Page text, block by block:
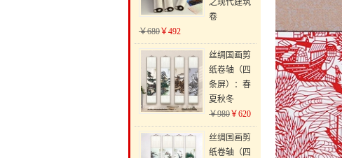
之现代建筑
卷
￥680￥492
丝绸国画剪
纸卷轴（四
条屏）：春
夏秋冬
￥980￥620
丝绸国画剪
纸卷轴（四